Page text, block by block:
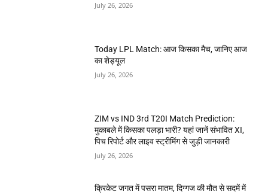
July 26, 2026
Today LPL Match: आज किसका मैच, जानिए आज
का शेड्यूल
July 26, 2026
ZIM vs IND 3rd T20I Match Prediction:
मुकाबले में किसका पलड़ा भारी? यहां जानें संभावित XI,
पिच रिपोर्ट और लाइव स्ट्रीमिंग से जुड़ी जानकारी
July 26, 2026
क्रिकेट जगत में पसरा मातम, दिग्गज की मौत से सदमें में